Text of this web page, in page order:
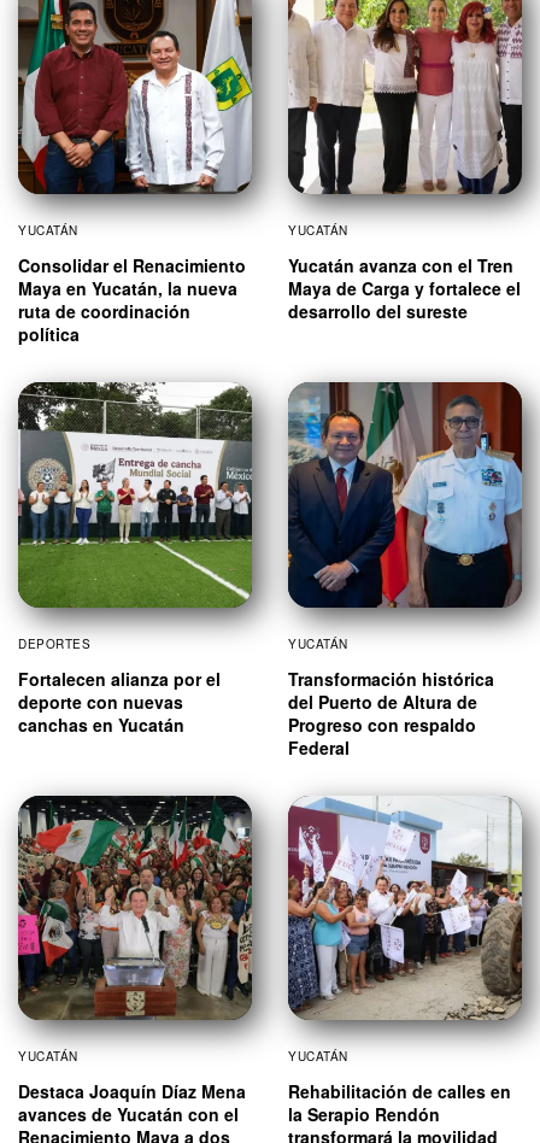
YUCATÁN
Consolidar el Renacimiento
Maya en Yucatán, la nueva
ruta de coordinación
política
YUCATÁN
Yucatán avanza con el Tren
Maya de Carga y fortalece el
desarrollo del sureste
DEPORTES
Fortalecen alianza por el
deporte con nuevas
canchas en Yucatán
YUCATÁN
Transformación histórica
del Puerto de Altura de
Progreso con respaldo
Federal
YUCATÁN
Destaca Joaquín Díaz Mena
avances de Yucatán con el
Renacimiento Maya a dos
YUCATÁN
Rehabilitación de calles en
la Serapio Rendón
transformará la movilidad